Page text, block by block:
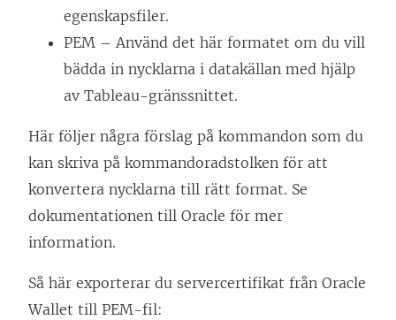
egenskapsfiler.
PEM – Använd det här formatet om du vill
bädda in nycklarna i datakällan med hjälp
av Tableau-gränssnittet.
Här följer några förslag på kommandon som du
kan skriva på kommandoradstolken för att
konvertera nycklarna till rätt format. Se
dokumentationen till Oracle för mer
information.
Så här exporterar du servercertifikat från Oracle
Wallet till PEM-fil: